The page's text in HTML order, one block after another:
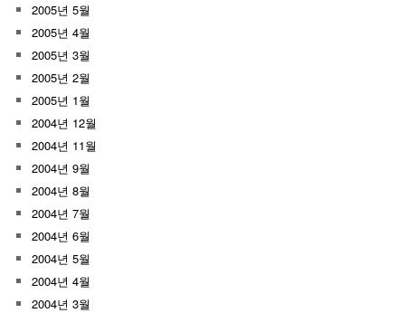
2005년 5월
2005년 4월
2005년 3월
2005년 2월
2005년 1월
2004년 12월
2004년 11월
2004년 9월
2004년 8월
2004년 7월
2004년 6월
2004년 5월
2004년 4월
2004년 3월